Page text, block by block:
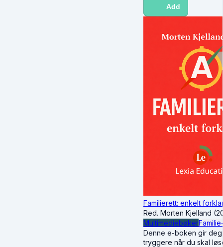
Add
Familierett: enkelt
Red. Morten Kjelland
Multimediebøker
Denne e-boken gir
tryggere når du skal